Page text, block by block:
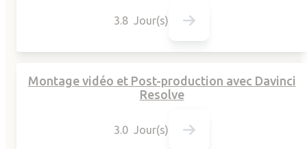
3.8 Jour(s)
Montage vidéo et Post-production avec Davinci
Resolve
3.0 Jour(s)